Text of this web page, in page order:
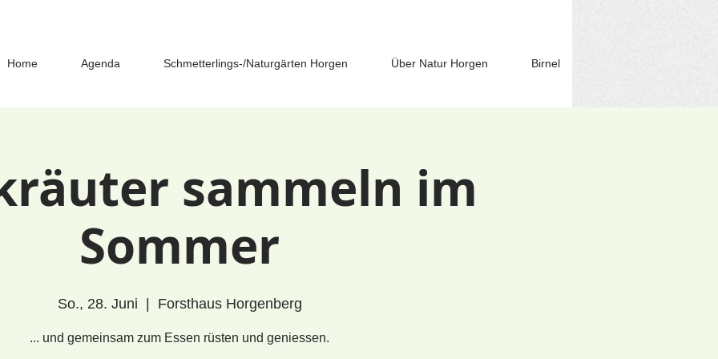
Home Agenda Schmetterlings-/Naturgärten Horgen Über Natur Horgen Birnel
sammeln im
Sommer
So., 28. Juni Forsthaus Horgenberg
... und gemeinsam zum Essen rüsten und geniessen.